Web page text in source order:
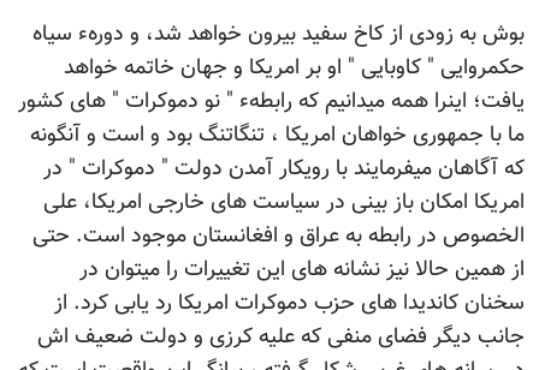
بوش به زودی از کاخ سفید بیرون خواهد شد، و دورهء سیاه
حکمروایی " کاوبایی " او بر امریکا و جهان خاتمه خواهد
یافت؛ اینرا همه میدانیم که رابطهء " نو دموکرات " های کشور
ما با جمهوری خواهان امریکا ، تنگاتنگ بود و است و آنگونه
که آگاهان میفرمایند با رویکار آمدن دولت " دموکرات " در
امریکا امکان باز بینی در سیاست های خارجی امریکا، علی
الخصوص در رابطه به عراق و افغانستان موجود است. حتی
از همین حالا نیز نشانه های این تغییرات را میتوان در
سخنان کاندیدا های حزب دموکرات امریکا رد یابی کرد. از
جانب دیگر فضای منفی که علیه کرزی و دولت ضعیف اش